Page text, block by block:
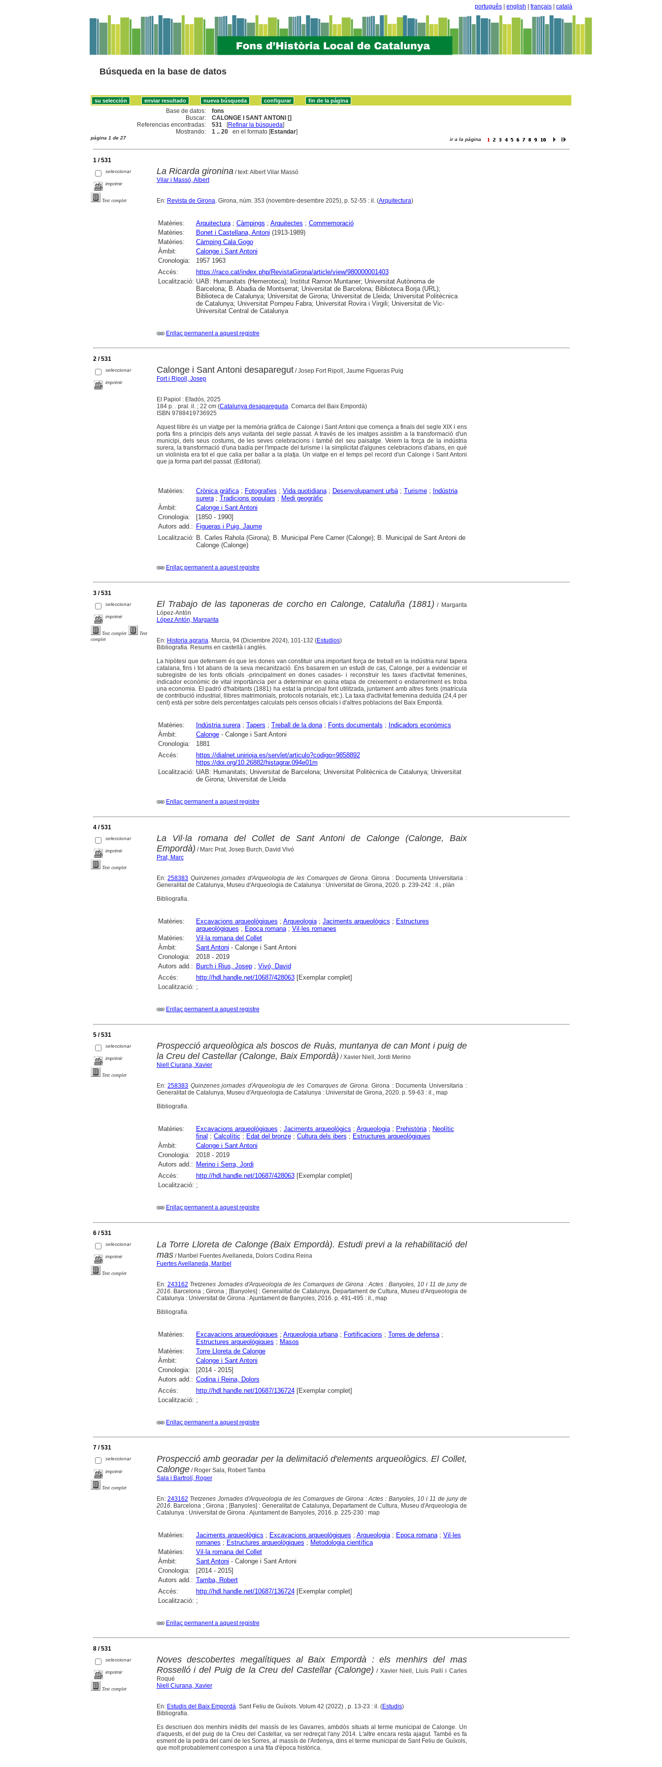
português english français català
Búsqueda en la base de datos
Base de datos:
fons
Buscar:
CALONGE I SANT ANTONI []
Referencias encontradas:
531 [Refinar la búsqueda]
Mostrando:
1 .. 20 en el formato [Estandar]
página 1 de 27 ir a la página
1 / 531
seleccionar
imprimir
Text complet
La Ricarda gironina/ text: Albert Vilar Massó
Vilar i Massó, Albert
En: Revista de Girona. Girona, núm. 353 (novembre-desembre 2025), p. 52-55 : il. (Arquitectura)
Matèries: Arquitectura; Càmpings ; Arquitectes ; Commemoració
Matèries:
Bonet i Castellana, Antoni (1913-1989)
Matèries:
Càmping Cala Gogo
Àmbit:
Calonge i Sant Antoni
Cronologia:
1957 1963
Accés:
https://raco.cat/index.php/RevistaGirona/article/view/980000001403
Localització: UAB: Humanitats (Hemeroteca); Institut Ramon Muntaner; Universitat Autònoma de
Barcelona; B. Abadia de Montserrat; Universitat de Barcelona; Biblioteca Borja (URL);
Biblioteca de Catalunya; Universitat de Girona; Universitat de Lleida; Universitat Politècnica
de Catalunya; Universitat Pompeu Fabra; Universitat Rovira i Virgili; Universitat de Vic-
Universitat Central de Catalunya
Enllaç permanent a aquest registre
2 / 531
seleccionar
imprimir
Calonge i Sant Antoni desaparegut/ Josep Fort Ripoll, Jaume Figueras Puig
Fort i Ripoll, Josep
El Papiol : Efadós, 2025
184 p. . pral. il. ; 22 cm (Catalunya desapareguda. Comarca del Baix Empordà)
ISBN 9788419736925
Aquest llibre és un viatge per la memòria gràfica de Calonge i Sant Antoni que comença a finals del segle XIX i ens
porta fins a principis dels anys vuitanta del segle passat. A través de les imatges assistim a la transformació d'un
municipi, dels seus costums, de les seves celebracions i també del seu paisatge. Veiem la força de la indústria
surera, la transformació d'una badia per l'impacte del turisme i la simplicitat d'algunes celebracions d'abans, en què
un violinista era tot el que calia per ballar a la platja. Un viatge en el temps pel record d'un Calonge i Sant Antoni
que ja forma part del passat. (Editorial).
Matèries: Crònica gràfica; Fotografies ; Vida quotidiana; Desenvolupament urbà; Turisme; Indústria
surera; Tradicions populars ; Medi geogràfic
Àmbit:
Calonge i Sant Antoni
Cronologia:
[1850 - 1990]
Autors add.: Figueras i Puig, Jaume
Localització: B. Carles Rahola (Girona); B. Municipal Pere Carner (Calonge); B. Municipal de Sant Antoni de
Calonge (Calonge)
Enllaç permanent a aquest registre
3 / 531
seleccionar
imprimir
Text complet
Text
complet
El Trabajo de las taponeras de corcho en Calonge, Cataluña (1881) / Margarita
López-Antón
López Antón, Margarita
En: Historia agraria. Murcia, 94 (Diciembre 2024), 101-132 (Estudios)
Bibliografia. Resums en castellà i anglès.
La hipòtesi que defensem és que les dones van constituir una important força de treball en la indústria rural tapera
catalana, fins i tot abans de la seva mecanització. Ens basarem en un estudi de cas, Calonge, per a evidenciar el
subregistre de les fonts oficials -principalment en dones casades- i reconstruir les taxes d'activitat femenines,
indicador econòmic de vital importància per a determinar en quina etapa de creixement o endarreriment es troba
una economia. El padró d'habitants (1881) ha estat la principal font utilitzada, juntament amb altres fonts (matrícula
de contribució industrial, llibres matrimonials, protocols notarials, etc.). La taxa d'activitat femenina deduïda (24,4 per
cent) està per sobre dels percentatges calculats pels censos oficials i d'altres poblacions del Baix Empordà.
Matèries: Indústria surera; Tapers ; Treball de la dona; Fonts documentals ; Indicadors econòmics
Àmbit:
Calonge- Calonge i Sant Antoni
Cronologia:
1881
Accés:
https://dialnet.unirioja.es/servlet/articulo?codigo=9858892
https://doi.org/10.26882/histagrar.094e01m
Localització: UAB: Humanitats; Universitat de Barcelona; Universitat Politècnica de Catalunya; Universitat
de Girona; Universitat de Lleida
Enllaç permanent a aquest registre
4 / 531
seleccionar
imprimir
Text complet
La Vil·la romana del Collet de Sant Antoni de Calonge (Calonge, Baix
Empordà) / Marc Prat, Josep Burch, David Vivó
Prat, Marc
En:258383 Quinzenes jornades d'Arqueologia de les Comarques de Girona. Girona : Documenta Universitaria :
Generalitat de Catalunya, Museu d'Arqueologia de Catalunya : Universitat de Girona, 2020. p. 239-242 : il., plàn
Bibliografia.
Matèries: Excavacions arqueològiques ; Arqueologia; Jaciments arqueològics ; Estructures
arqueològiques ; Epoca romana; Vil·les romanes
Matèries:
Vil·la romana del Collet
Àmbit:
Sant Antoni - Calonge i Sant Antoni
Cronologia:
2018 - 2019
Autors add.: Burch i Rius, Josep; Vivó, David
Accés:
http://hdl.handle.net/10687/428063[Exemplar complet]
Localització: ;
Enllaç permanent a aquest registre
5 / 531
seleccionar
imprimir
Text complet
Prospecció arqueològica als boscos de Ruàs, muntanya de can Mont i puig de
la Creu del Castellar (Calonge, Baix Empordà) / Xavier Niell, Jordi Merino
Niell Ciurana, Xavier
En:258383 Quinzenes jornades d'Arqueologia de les Comarques de Girona. Girona : Documenta Universitaria :
Generalitat de Catalunya, Museu d'Arqueologia de Catalunya : Universitat de Girona, 2020. p. 59-63 : il., map
Bibliografia.
Matèries: Excavacions arqueològiques ; Jaciments arqueològics ; Arqueologia; Prehistòria; Neolític
final ; Calcolític ; Edat del bronze; Cultura dels ibers ; Estructures arqueològiques
Àmbit:
Calonge i Sant Antoni
Cronologia:
2018 - 2019
Autors add.: Merino i Serra, Jordi
Accés:
http://hdl.handle.net/10687/428063[Exemplar complet]
Localització: ;
Enllaç permanent a aquest registre
6 / 531
seleccionar
imprimir
Text complet
La Torre Lloreta de Calonge (Baix Empordà). Estudi previ a la rehabilitació del
mas/ Maribel Fuentes Avellaneda, Dolors Codina Reina
Fuertes Avellaneda, Maribel
En: 243162 Tretzenes Jornades d'Arqueologia de les Comarques de Girona : Actes : Banyoles, 10 i 11 de juny de
2016. Barcelona ; Girona ; [Banyoles] : Generalitat de Catalunya, Departament de Cultura, Museu d'Arqueologia de
Catalunya : Universitat de Girona : Ajuntament de Banyoles, 2016. p. 491-495 : il., map
Bibliografia.
Matèries: Excavacions arqueològiques ; Arqueologia urbana; Fortificacions ; Torres de defensa;
Estructures arqueològiques ; Masos
Matèries:
Torre Lloreta de Calonge
Àmbit:
Calonge i Sant Antoni
Cronologia:
[2014 - 2015]
Autors add.: Codina i Reina, Dolors
Accés:
http://hdl.handle.net/10687/136724[Exemplar complet]
Localització: ;
Enllaç permanent a aquest registre
7 / 531
seleccionar
imprimir
Text complet
Prospecció amb georadar per la delimitació d'elements arqueològics. El Collet,
Calonge/ Roger Sala, Robert Tamba
Sala i Bartrolí, Roger
En: 243162 Tretzenes Jornades d'Arqueologia de les Comarques de Girona : Actes : Banyoles, 10 i 11 de juny de
2016. Barcelona ; Girona ; [Banyoles] : Generalitat de Catalunya, Departament de Cultura, Museu d'Arqueologia de
Catalunya : Universitat de Girona : Ajuntament de Banyoles, 2016. p. 225-230 : map
Matèries: Jaciments arqueològics ; Excavacions arqueològiques ; Arqueologia; Epoca romana; Vil·les
romanes ; Estructures arqueològiques ; Metodologia científica
Matèries:
Vil·la romana del Collet
Àmbit:
Sant Antoni - Calonge i Sant Antoni
Cronologia:
[2014 - 2015]
Autors add.: Tamba, Robert
Accés:
http://hdl.handle.net/10687/136724[Exemplar complet]
Localització: ;
Enllaç permanent a aquest registre
8 / 531
seleccionar
imprimir
Text complet
Noves descobertes megalítiques al Baix Empordà : els menhirs del mas
Rosselló i del Puig de la Creu del Castellar (Calonge) / Xavier Niell, Lluís Pallí i Carles
Roqué
Niell Ciurana, Xavier
En: Estudis del Baix Empordà . Sant Feliu de Guíxols. Volum 42 (2022) , p. 13-23 : il. (Estudis)
Bibliografia.
Es descriuen dos menhirs inèdits del massís de les Gavarres, ambdós situats al terme municipal de Calonge. Un
d'aquests, el del puig de la Creu del Castellar, va ser redreçat l'any 2014. L'altre encara resta ajagut. També es fa
esment de la pedra del camí de les Sorres, al massís de l'Ardenya, dins el terme municipal de Sant Feliu de Guíxols,
que molt probablement correspon a una fita d'època històrica.